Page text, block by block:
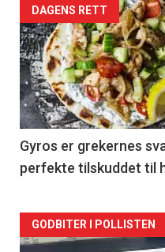
Forsiden
akkurat
nå
-
2
DAGENS RETT
Gyros er grekernes
perfekte tilskuddet til
Forsiden
GODBITER I POLLISTEN